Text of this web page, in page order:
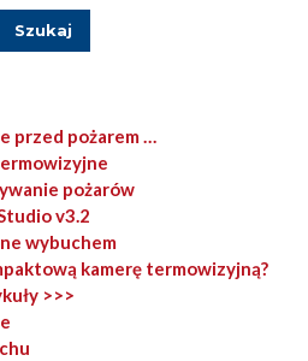
przed pożarem …
pożarów
v3.2
wybuchem
kamerę termowizyjną?
>>>